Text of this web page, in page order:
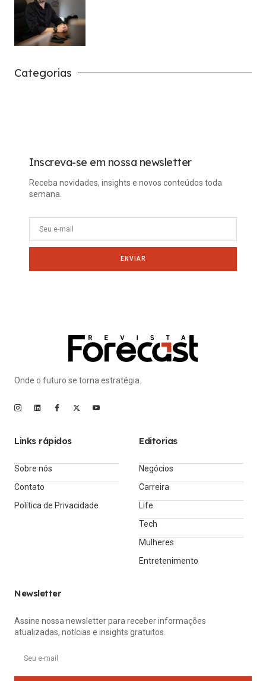
Categorias
Inscreva-se em nossa newsletter
Receba novidades, insights e novos conteúdos toda
semana.
ENVIAR
Onde o futuro se torna estratégia.
Links rápidos
Sobre nós
Contato
Política de Privacidade
Editorias
Negócios
Carreira
Life
Tech
Mulheres
Entretenimento
Newsletter
Assine nossa newsletter para receber informações
atualizadas, notícias e insights gratuitos.